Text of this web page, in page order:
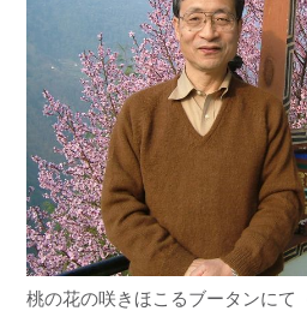
桃の花の咲きほこるブータンにて